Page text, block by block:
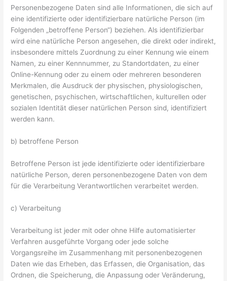
Personenbezogene Daten sind alle Informationen, die sich auf
eine identifizierte oder identifizierbare natürliche Person (im
Folgenden „betroffene Person“) beziehen. Als identifizierbar
wird eine natürliche Person angesehen, die direkt oder indirekt,
insbesondere mittels Zuordnung zu einer Kennung wie einem
Namen, zu einer Kennnummer, zu Standortdaten, zu einer
Online-Kennung oder zu einem oder mehreren besonderen
Merkmalen, die Ausdruck der physischen, physiologischen,
genetischen, psychischen, wirtschaftlichen, kulturellen oder
sozialen Identität dieser natürlichen Person sind, identifiziert
werden kann.
b) betroffene Person
Betroffene Person ist jede identifizierte oder identifizierbare
natürliche Person, deren personenbezogene Daten von dem
für die Verarbeitung Verantwortlichen verarbeitet werden.
c) Verarbeitung
Verarbeitung ist jeder mit oder ohne Hilfe automatisierter
Verfahren ausgeführte Vorgang oder jede solche
Vorgangsreihe im Zusammenhang mit personenbezogenen
Daten wie das Erheben, das Erfassen, die Organisation, das
Ordnen, die Speicherung, die Anpassung oder Veränderung,